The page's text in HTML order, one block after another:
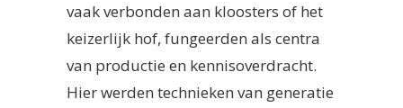
vaak verbonden aan kloosters of het
keizerlijk hof, fungeerden als centra
van productie en kennisoverdracht.
Hier werden technieken van generatie